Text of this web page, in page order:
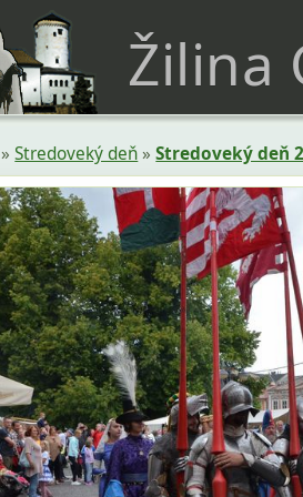
Žilina
»Stredoveký deň»Stredoveký deň